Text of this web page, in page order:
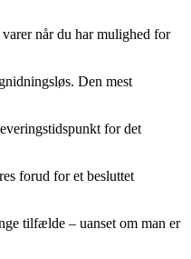
når du har mulighed for
Den mest
for det
forud for et besluttet
tilfælde – uanset om man er